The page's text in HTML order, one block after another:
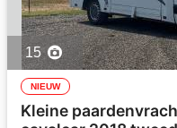
15
NIEUW
Kleine